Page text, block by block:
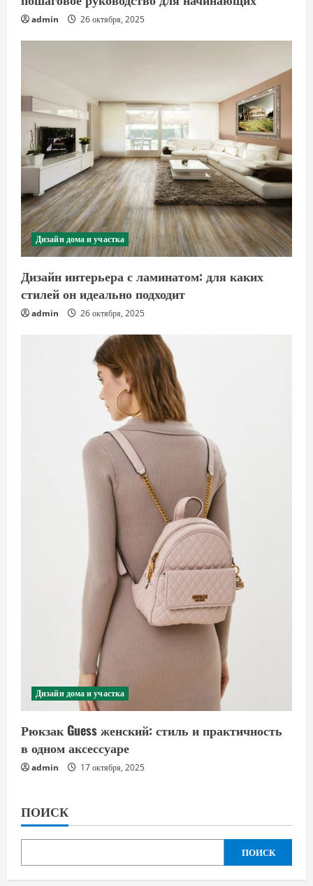
admin 26 октября, 2025
Дизайн дома и участка
Дизайн интерьера с ламинатом: для каких
стилей он идеально подходит
admin 26 октября, 2025
Дизайн дома и участка
Рюкзак Guess женский: стиль и практичность
в одном аксессуаре
admin 17 октября, 2025
ПОИСК
ПОИСК